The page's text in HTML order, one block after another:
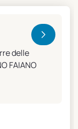
delle
FAIANO